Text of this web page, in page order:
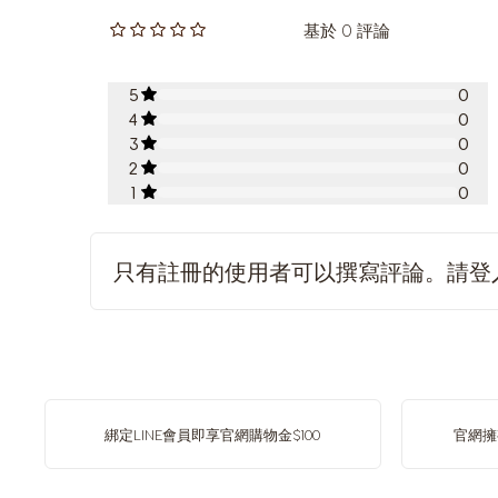
基於 0 評論
5
0
4
0
3
0
2
0
1
0
只有註冊的使用者可以撰寫評論。請登
綁定LINE會員即享官網購物金$100 官網